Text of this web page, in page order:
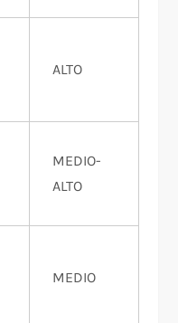
ALTO
MEDIO-
ALTO
MEDIO